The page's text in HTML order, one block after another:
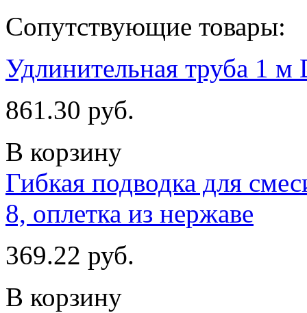
Сопутствующие товары:
Удлинительная труба 1 м
861.30 руб.
В корзину
Гибкая подводка для
8, оплетка из нержаве
369.22 руб.
В корзину